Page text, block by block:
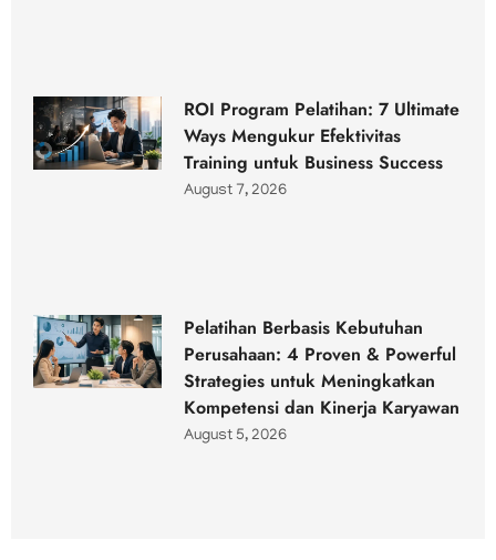
ROI Program Pelatihan: 7 Ultimate
Ways Mengukur Efektivitas
Training untuk Business Success
August 7, 2026
Pelatihan Berbasis Kebutuhan
Perusahaan: 4 Proven & Powerful
Strategies untuk Meningkatkan
Kompetensi dan Kinerja Karyawan
August 5, 2026